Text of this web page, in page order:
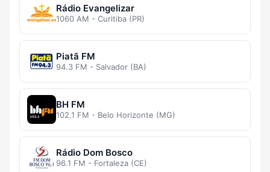
Rádio Evangelizar
1060 AM - Curitiba (PR)
Piatã FM
94.3 FM - Salvador (BA)
BH FM
102.1 FM - Belo Horizonte (MG)
Rádio Dom Bosco
96.1 FM - Fortaleza (CE)